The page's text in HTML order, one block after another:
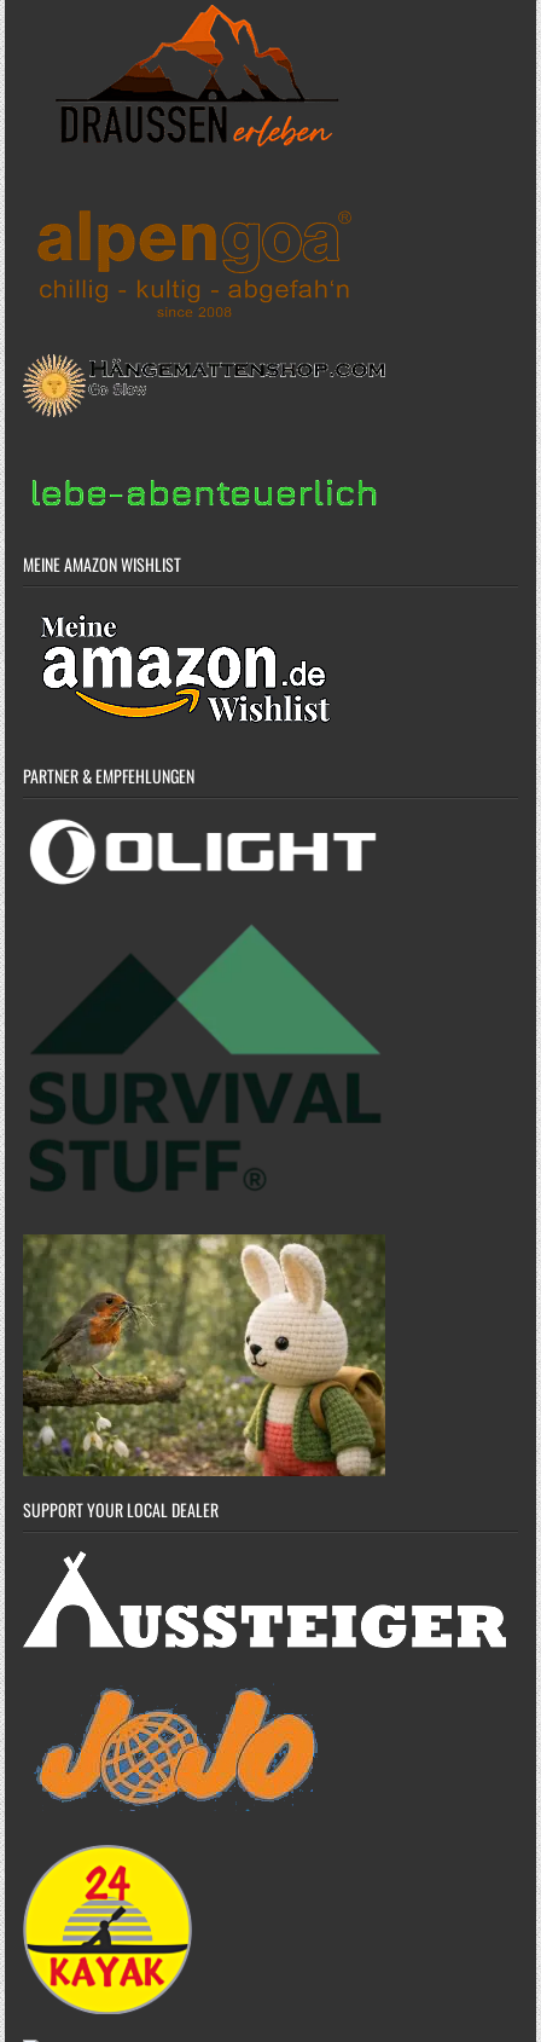
MEINE AMAZON WISHLIST
PARTNER & EMPFEHLUNGEN
SUPPORT YOUR LOCAL DEALER